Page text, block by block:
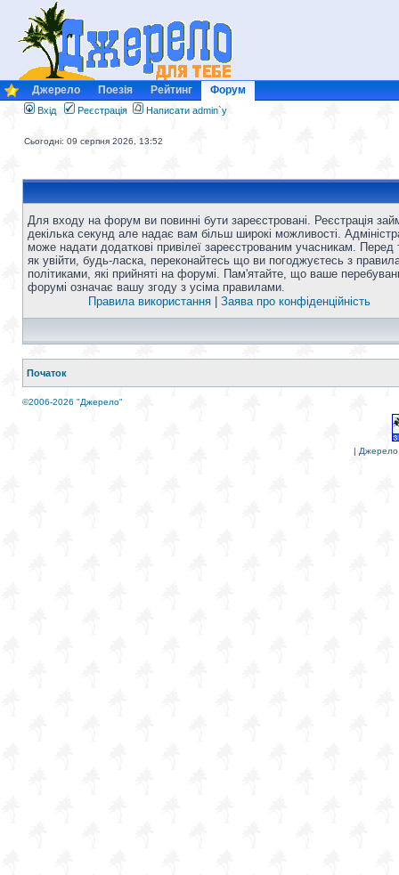
Джерело Поезія Рейтинг Форум
Вхід Реєстрація Написати admin`у
Сьогодні: 09 серпня 2026, 13:52
Для входу на форум ви повинні бути зареєстровані. Реєстрація
декілька секунд але надає вам більш широкі можливості.
може надати додаткові привілеї зареєстрованим учасникам. Перед
як увійти, будь-ласка, переконайтесь що ви погоджуєтесь з
політиками, які прийняті на форумі. Пам'ятайте, що ваше
форумі означає вашу згоду з усіма правилами.
Правила використання
Заява про конфіденційність
Початок
©2006-2026 "Джерело"
| Джерело